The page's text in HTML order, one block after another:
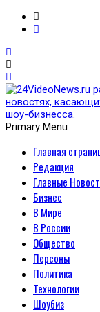
шоу-
Primary Menu
Главная
Редакция
Главные
Бизнес
В Мире
В России
Общество
Персоны
Политика
Технологии
Шоубиз